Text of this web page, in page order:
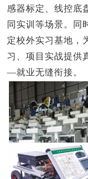
感器标定、线控底
同实训等场景。同
定校外实习基地，
习、项目实战提供
—就业无缝衔接。